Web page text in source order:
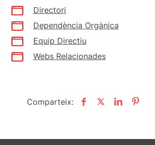
Directori
Dependència Orgànica
Equip Directiu
Webs Relacionades
Comparteix: